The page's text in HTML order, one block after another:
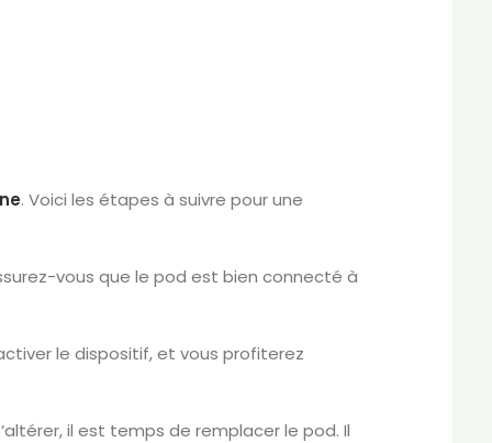
. Voici les étapes à suivre pour une
vous que le pod est bien connecté à
le dispositif, et vous profiterez
il est temps de remplacer le pod. Il